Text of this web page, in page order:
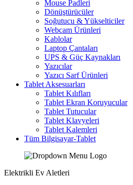
Mouse Padleri
Dönüştürücüler
Soğutucu & Yükselticiler
Webcam Ürünleri
Kablolar
Laptop Çantaları
UPS & Güç Kaynakları
Yazıcılar
Yazıcı Sarf Ürünleri
Tablet Aksesuarları
Tablet Kılıfları
Tablet Ekran Koruyucular
Tablet Tutucular
Tablet Klavyeleri
Tablet Kalemleri
Tüm Bilgisayar-Tablet
Elektrikli Ev Aletleri